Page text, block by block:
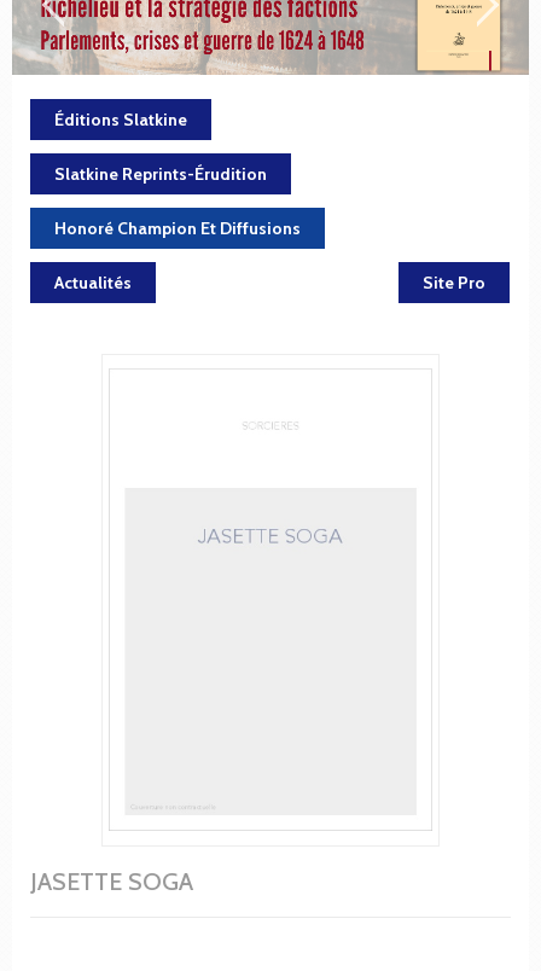
Éditions Slatkine
Slatkine Reprints-Érudition
Honoré Champion Et Diffusions
Actualités Site Pro
JASETTE SOGA